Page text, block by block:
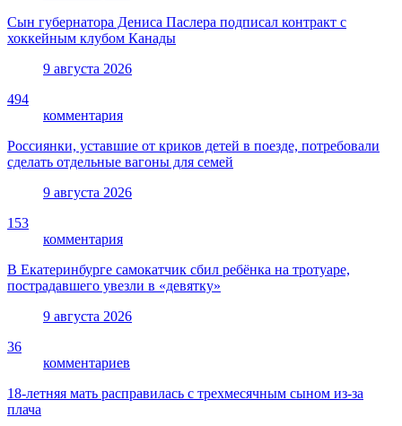
Сын губернатора Дениса Паслера подписал контракт с
хоккейным клубом Канады
9 августа 2026
494
комментария
Россиянки, уставшие от криков детей в поезде, потребовали
сделать отдельные вагоны для семей
9 августа 2026
153
комментария
В Екатеринбурге самокатчик сбил ребёнка на тротуаре,
пострадавшего увезли в «девятку»
9 августа 2026
36
комментариев
18-летняя мать расправилась с трехмесячным сыном из-за
плача